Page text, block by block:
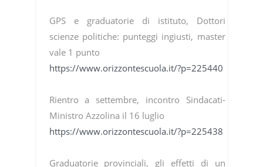
GPS e graduatorie di istituto, Dottori
scienze politiche: punteggi ingiusti, master
vale 1 punto
https://www.orizzontescuola.it/?p=225440
Rientro a settembre, incontro Sindacati-
Ministro Azzolina il 16 luglio
https://www.orizzontescuola.it/?p=225438
Graduatorie provinciali, gli effetti di un